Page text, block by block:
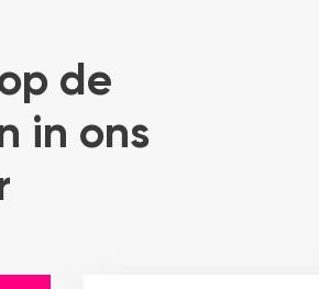
de
in ons